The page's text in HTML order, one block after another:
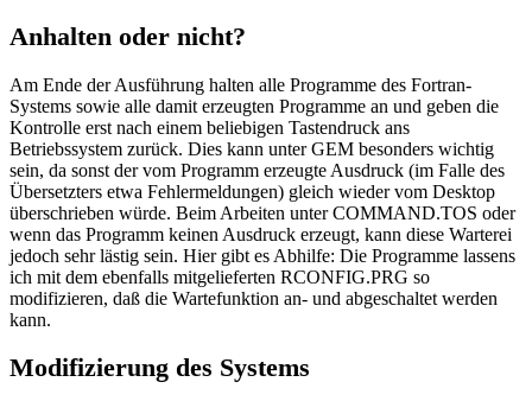
Anhalten oder nicht?
Am Ende der Ausführung halten alle Programme des Fortran-
Systems sowie alle damit erzeugten Programme an und geben die
Kontrolle erst nach einem beliebigen Tastendruck ans
Betriebssystem zurück. Dies kann unter GEM besonders wichtig
sein, da sonst der vom Programm erzeugte Ausdruck (im Falle des
Übersetzters etwa Fehlermeldungen) gleich wieder vom Desktop
überschrieben würde. Beim Arbeiten unter COMMAND.TOS oder
wenn das Programm keinen Ausdruck erzeugt, kann diese Warterei
jedoch sehr lästig sein. Hier gibt es Abhilfe: Die Programme lassens
ich mit dem ebenfalls mitgelieferten RCONFIG.PRG so
modifizieren, daß die Wartefunktion an- und abgeschaltet werden
kann.
Modifizierung des Systems